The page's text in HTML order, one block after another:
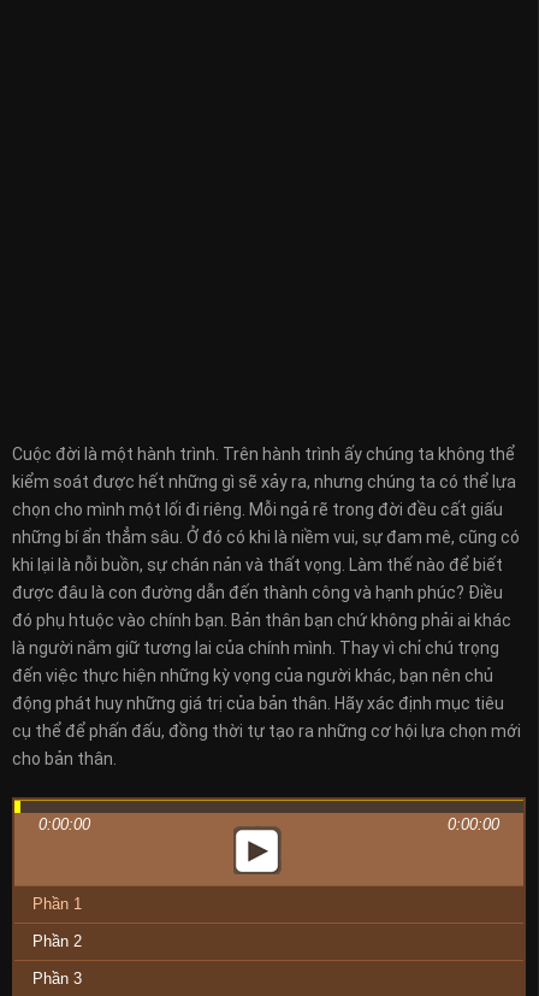
Cuộc đời là một hành trình. Trên hành trình ấy chúng ta không thể
kiểm soát được hết những gì sẽ xảy ra, nhưng chúng ta có thể lựa
chọn cho mình một lối đi riêng. Mỗi ngả rẽ trong đời đều cất giấu
những bí ẩn thẳm sâu. Ở đó có khi là niềm vui, sự đam mê, cũng có
khi lại là nỗi buồn, sự chán nản và thất vọng. Làm thế nào để biết
được đâu là con đường dẫn đến thành công và hạnh phúc? Điều
đó phụ htuộc vào chính bạn. Bản thân bạn chứ không phải ai khác
là người nắm giữ tương lai của chính mình. Thay vì chỉ chú trọng
đến việc thực hiện những kỳ vọng của người khác, bạn nên chủ
động phát huy những giá trị của bản thân. Hãy xác định mục tiêu
cụ thể để phấn đấu, đồng thời tự tạo ra những cơ hội lựa chọn mới
cho bản thân.
0:00:00 0:00:00
Phần 1
Phần 2
Phần 3